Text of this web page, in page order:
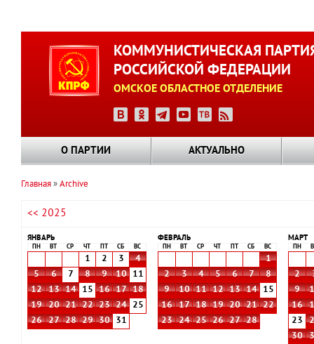
КОММУНИСТИЧЕСКАЯ
РОССИЙСКОЙ ФЕДЕРАЦИИ
ОМСКОЕ ОБЛАСТНОЕ ОТДЕЛЕНИЕ
О ПАРТИИ АКТУАЛЬНО
навигации
Главная Archive
<< 2025
ЯНВАРЬ
ПН ВТ СР ЧТ СБ ВС
1 2 3
4
5
6 7 8 9 10
11
12
13 14 15 16 17
18
19
20 21 22 23 24
25
26
27 28 29 30 31
ФЕВРАЛЬ
ПН ВТ СР ЧТ СБ ВС
1
2
3 4 5 6 7
8
9
10 11 12 13 14
15
16
17 18 19 20 21
22
23
24 25 26 27 28
МАРТ
ПН
2
9
16
23
30